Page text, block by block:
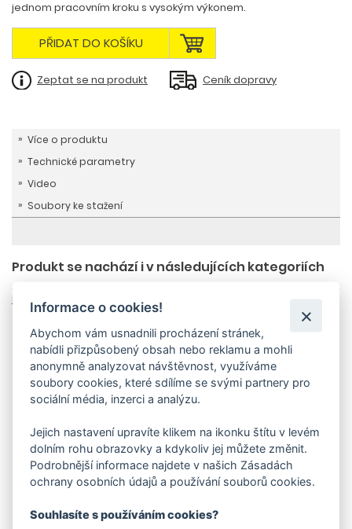
jednom pracovním kroku s vysokým výkonem.
PŘIDAT DO KOŠÍKU
Zeptat se na produkt Ceník dopravy
Více o produktu
Technické parametry
Video
Soubory ke stažení
Produkt se nachází i v následujících kategoriích
Domů Stroje na čištění koberců a čalounění
Kartáčová hlava Kärcher PW 30/1
Související produkty
-21 %
Doporučujeme
Doprava zdarma
Skladem
Skladem
Informace o cookies!
Abychom vám usnadnili procházení stránek,
nabídli přizpůsobený obsah nebo reklamu a mohli
anonymně analyzovat návštěvnost, využíváme
soubory cookies, které sdílíme se svými partnery pro
sociální média, inzerci a analýzu.
Jejich nastavení upravíte klikem na ikonku štítu v levém
dolním rohu obrazovky a kdykoliv jej můžete změnit.
Podrobnější informace najdete v našich Zásadách
ochrany osobních údajů a používání souborů cookies.
Souhlasíte s používáním cookies?